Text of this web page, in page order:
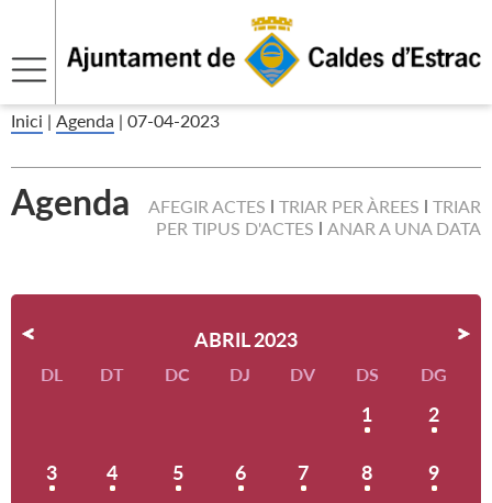
Inici | Agenda | 07-04-2023
Agenda AFEGIR ACTES TRIAR PER ÀREES
TRIAR
PER TIPUS D'ACTES
ANAR A UNA DATA
ABRIL 2023
DL DT DC DJ DV DS DG
1 2
3 4 5 6 7 8 9